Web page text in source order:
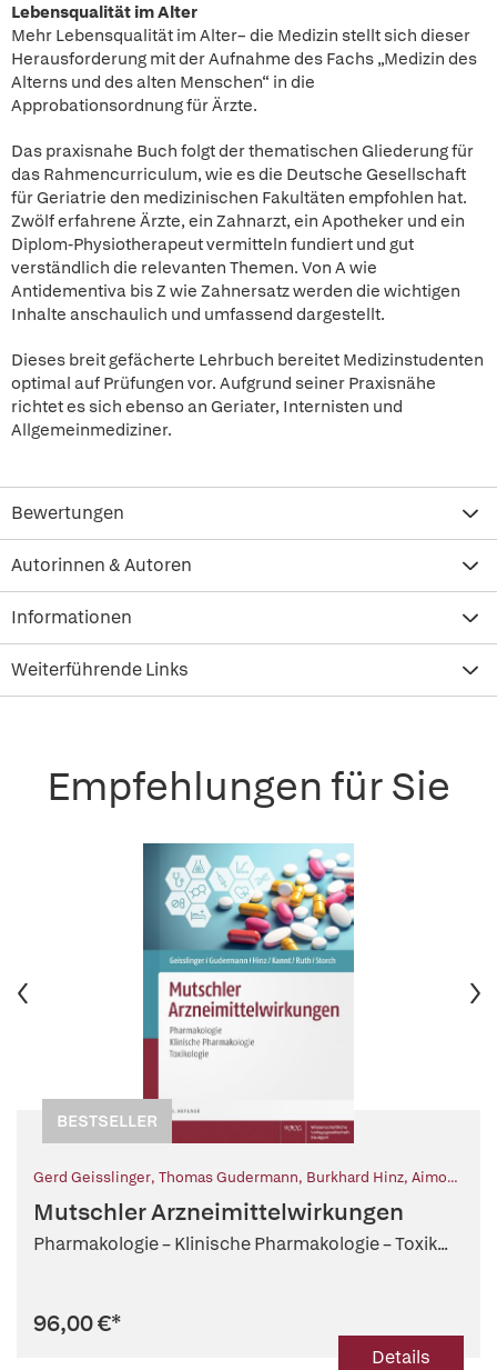
Lebensqualität im Alter
Mehr Lebensqualität im Alter– die Medizin stellt sich dieser
Herausforderung mit der Aufnahme des Fachs „Medizin des
Alterns und des alten Menschen“ in die
Approbationsordnung für Ärzte.
Das praxisnahe Buch folgt der thematischen Gliederung für
das Rahmencurriculum, wie es die Deutsche Gesellschaft
für Geriatrie den medizinischen Fakultäten empfohlen hat.
Zwölf erfahrene Ärzte, ein Zahnarzt, ein Apotheker und ein
Diplom-Physiotherapeut vermitteln fundiert und gut
verständlich die relevanten Themen. Von A wie
Antidementiva bis Z wie Zahnersatz werden die wichtigen
Inhalte anschaulich und umfassend dargestellt.
Dieses breit gefächerte Lehrbuch bereitet Medizinstudenten
optimal auf Prüfungen vor. Aufgrund seiner Praxisnähe
richtet es sich ebenso an Geriater, Internisten und
Allgemeinmediziner.
Bewertungen
Autorinnen & Autoren
Informationen
Weiterführende Links
Empfehlungen für Sie
BESTSELLER
Gerd Geisslinger, Thomas Gudermann, Burkhard Hinz, Aimo
Ingrid Boekhoff (Beitr.)
Mutschler Arzneimittelwirkungen
Pharmakologie – Klinische Pharmakologie – Toxik...
96,00 €*
Details